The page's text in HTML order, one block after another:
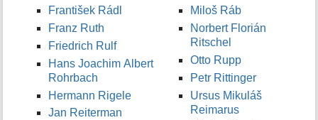
František Rádl
Franz Ruth
Friedrich Rulf
Hans Joachim Albert
Rohrbach
Hermann Rigele
Jan Reiterman
Miloš Ráb
Norbert Florián
Ritschel
Otto Rupp
Petr Rittinger
Ursus Mikuláš
Reimarus